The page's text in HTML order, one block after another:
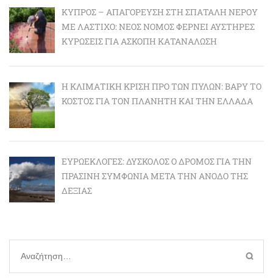
ΚΎΠΡΟΣ – ΑΠΑΓΌΡΕΥΣΗ ΣΤΗ ΣΠΑΤΆΛΗ ΝΕΡΟΎ
ΜΕ ΛΆΣΤΙΧΟ: ΝΈΟΣ ΝΌΜΟΣ ΦΈΡΝΕΙ ΑΥΣΤΗΡΈΣ
ΚΥΡΏΣΕΙΣ ΓΙΑ ΆΣΚΟΠΗ ΚΑΤΑΝΆΛΩΣΗ
Η ΚΛΙΜΑΤΙΚΉ ΚΡΊΣΗ ΠΡΟ ΤΩΝ ΠΥΛΏΝ: BΑΡΎ ΤΟ
ΚΌΣΤΟΣ ΓΙΑ ΤΟΝ ΠΛΑΝΉΤΗ ΚΑΙ ΤΗΝ ΕΛΛΆΔΑ
ΕΥΡΩΕΚΛΟΓΈΣ: ΔΎΣΚΟΛΟΣ Ο ΔΡΌΜΟΣ ΓΙΑ ΤΗΝ
ΠΡΆΣΙΝΗ ΣΥΜΦΩΝΊΑ ΜΕΤΆ ΤΗΝ ΆΝΟΔΟ ΤΗΣ
ΔΕΞΙΆΣ
Αναζήτηση
για: